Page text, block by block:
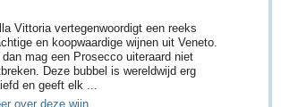
Vittoria vertegenwoordigt een reeks
en koopwaardige wijnen uit Veneto.
dan mag een Prosecco uiteraard niet
Deze bubbel is wereldwijd erg
en geeft elk ...
over deze wijn